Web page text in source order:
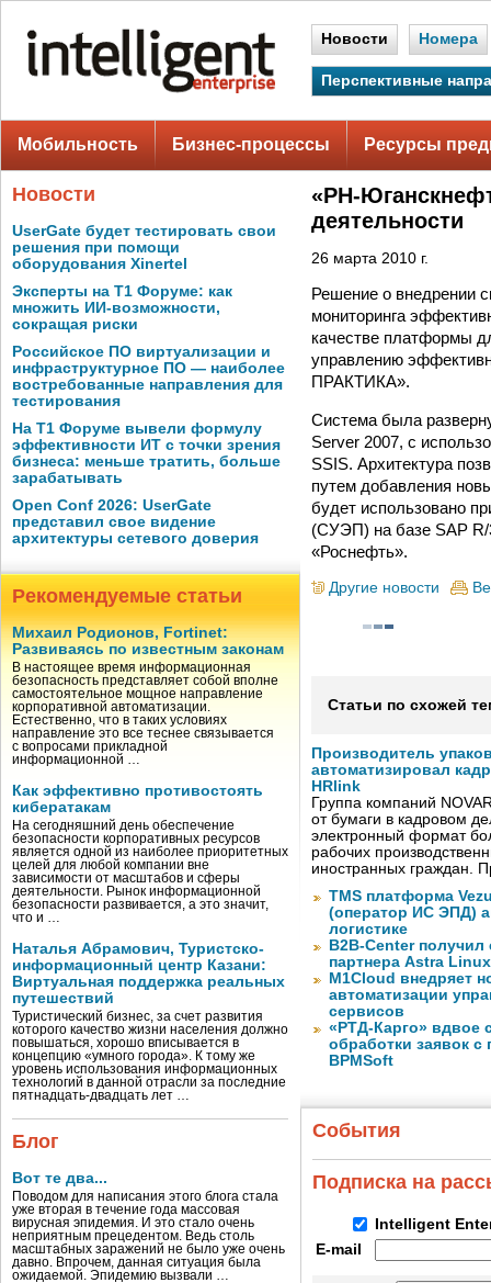
Новости Номера
Перспективные
Мобильность Бизнес-процессы Ресурсы
Новости
UserGate будет тестировать свои
решения при помощи
оборудования Xinertel
Эксперты на Т1 Форуме: как
множить ИИ-возможности,
сокращая риски
Российское ПО виртуализации и
инфраструктурное ПО — наиболее
востребованные направления для
тестирования
На Т1 Форуме вывели формулу
эффективности ИТ с точки зрения
бизнеса: меньше тратить, больше
зарабатывать
Open Conf 2026: UserGate
представил свое видение
архитектуры сетевого доверия
Рекомендуемые статьи
Михаил Родионов, Fortinet:
Развиваясь по известным законам
В настоящее время информационная
безопасность представляет собой вполне
самостоятельное мощное направление
корпоративной автоматизации.
Естественно, что в таких условиях
направление это все теснее связывается
с вопросами прикладной
информационной …
Как эффективно противостоять
кибератакам
На сегодняшний день обеспечение
безопасности корпоративных ресурсов
является одной из наиболее приоритетных
целей для любой компании вне
зависимости от масштабов и сферы
деятельности. Рынок информационной
безопасности развивается, а это значит,
что и …
Наталья Абрамович, Туристско-
информационный центр Казани:
Виртуальная поддержка реальных
путешествий
Туристический бизнес, за счет развития
которого качество жизни населения должно
повышаться, хорошо вписывается в
концепцию «умного города». К тому же
уровень использования информационных
технологий в данной отрасли за последние
пятнадцать-двадцать лет …
Блог
Вот те два...
Поводом для написания этого блога стала
уже вторая в течение года массовая
вирусная эпидемия. И это стало очень
неприятным прецедентом. Ведь столь
масштабных заражений не было уже очень
давно. Впрочем, данная ситуация была
ожидаемой. Эпидемию вызвали …
«РН-
деятельности
26 марта 2010 г.
Решение о внедрении
мониторинга
качестве платформы
управлению
ПРАКТИКА».
Система была
Server 2007, с
SSIS. Архитектура
путем добавления
будет использовано
(СУЭП) на базе SAP R/
«Роснефть».
Другие новости
Статьи по схожей
Производитель
автоматизировал
HRlink
Группа компаний
от бумаги в кадровом
электронный формат
рабочих
иностранных граждан.
TMS платформа
(оператор ИС ЭПД)
логистике
B2B-Center получил
партнера Astra Linux
M1Cloud внедряет
автоматизации
сервисов
«РТД-Карго» вдвое
обработки заявок
BPMSoft
События
Подписка на
Intelligent
E-mail